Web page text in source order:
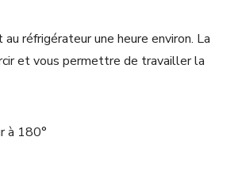
réfrigérateur une heure environ. La
et vous permettre de travailler la
à 180°